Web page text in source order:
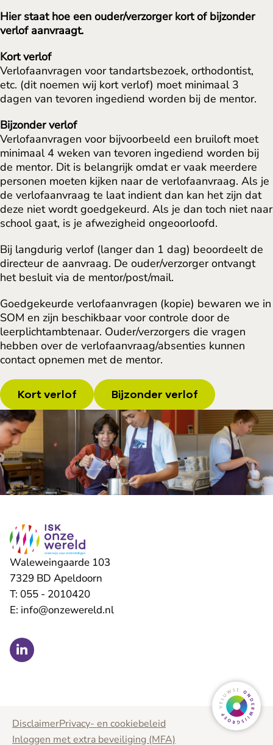
Hier staat hoe een ouder/verzorger kort of bijzonder
verlof aanvraagt.
Kort verlof
Verlofaanvragen voor tandartsbezoek, orthodontist,
etc. (dit noemen wij kort verlof) moet minimaal 3
dagen van tevoren ingediend worden bij de mentor.
Bijzonder verlof
Verlofaanvragen voor bijvoorbeeld een bruiloft moet
minimaal 4 weken van tevoren ingediend worden bij
de mentor. Dit is belangrijk omdat er vaak meerdere
personen moeten kijken naar de verlofaanvraag. Als je
de verlofaanvraag te laat indient dan kan het zijn dat
deze niet wordt goedgekeurd. Als je dan toch niet naar
school gaat, is je afwezigheid ongeoorloofd.
Bij langdurig verlof (langer dan 1 dag) beoordeelt de
directeur de aanvraag. De ouder/verzorger ontvangt
het besluit via de mentor/post/mail.
Goedgekeurde verlofaanvragen (kopie) bewaren we in
SOM en zijn beschikbaar voor controle door de
leerplichtambtenaar. Ouder/verzorgers die vragen
hebben over de verlofaanvraag/absenties kunnen
contact opnemen met de mentor.
Kort verlof Bijzonder verlof
Waleweingaarde 103
7329 BD Apeldoorn
T: 055 - 2010420
E: info@onzewereld.nl
DisclaimerPrivacy- en cookiebeleid
Inloggen met extra beveiliging (MFA)
Ga